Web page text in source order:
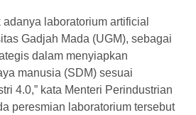
laboratorium artificial
Gadjah Mada (UGM), sebagai
dalam menyiapkan
manusia (SDM) sesuai
4.0,” kata Menteri Perindustrian
peresmian laboratorium tersebut